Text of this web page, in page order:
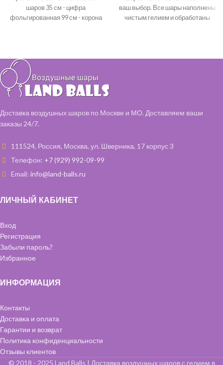
шаров 35 см - цифра
фольгированная 99 см - корона
ваш выбор. Все шары наполнены
чистым гелием и обработаны
2 шт (серебро)
Доставка воздушных шаров по Москве и МО. Доставляем ваши
заказы 24/7.
111524, Россия, Москва, ул. Шверника, 17 корпус 3
Телефон: +7 (929) 992-09-99
Email: info@land-balls.ru
ЛИЧНЫЙ КАБИНЕТ
Вход
Регистрация
Забыли пароль?
Избранное
ИНФОРМАЦИЯ
Контакты
Доставка и оплата
Гарантии и возврат
Политика конфиденциальности
Отзывы клиентов
© 2018 - 2025 Land Balls | Доставка воздушных шаров с гелием в